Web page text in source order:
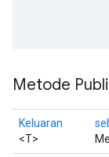
Metode
Keluaran
<T>